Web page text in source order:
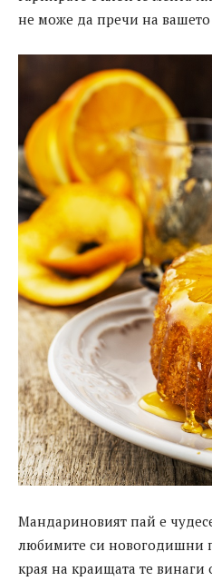
не може да пречи на вашето
Мандариновият пай е
любимите си новогодишни
края на краищата те винаги